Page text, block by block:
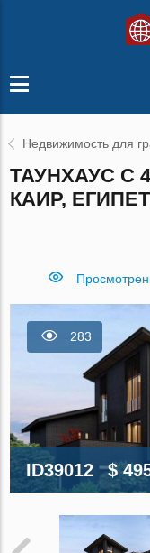
Недвижимость для
ТАУНХАУС С
КАИР,
283
ID39012 $